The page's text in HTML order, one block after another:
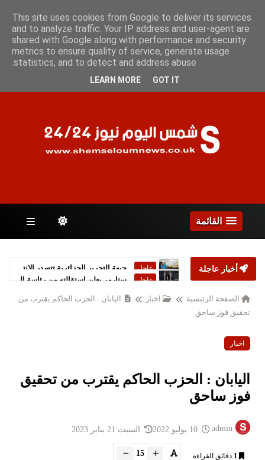
الخميس 6 أغسطس 2026
الصفحات
القائمة
أخبار عاجلة عاجل
الصفحة الرئيسية اخبار
اليابان : الحزب الحاكم يقترب من
تحقيق فوز ساحق
اخبار
اليابان : الحزب الحاكم يقترب من تحقيق
فوز ساحق
admin السبت 21 يناير 2023
1 دقائق القراءة 15
This site uses cookies from Google to deliver its services
and to analyze traffic. Your IP address and user-agent are
shared with Google along with performance and security
metrics to ensure quality of service, generate usage
statistics, and to detect and address abuse.
LEARN MORE GOT IT